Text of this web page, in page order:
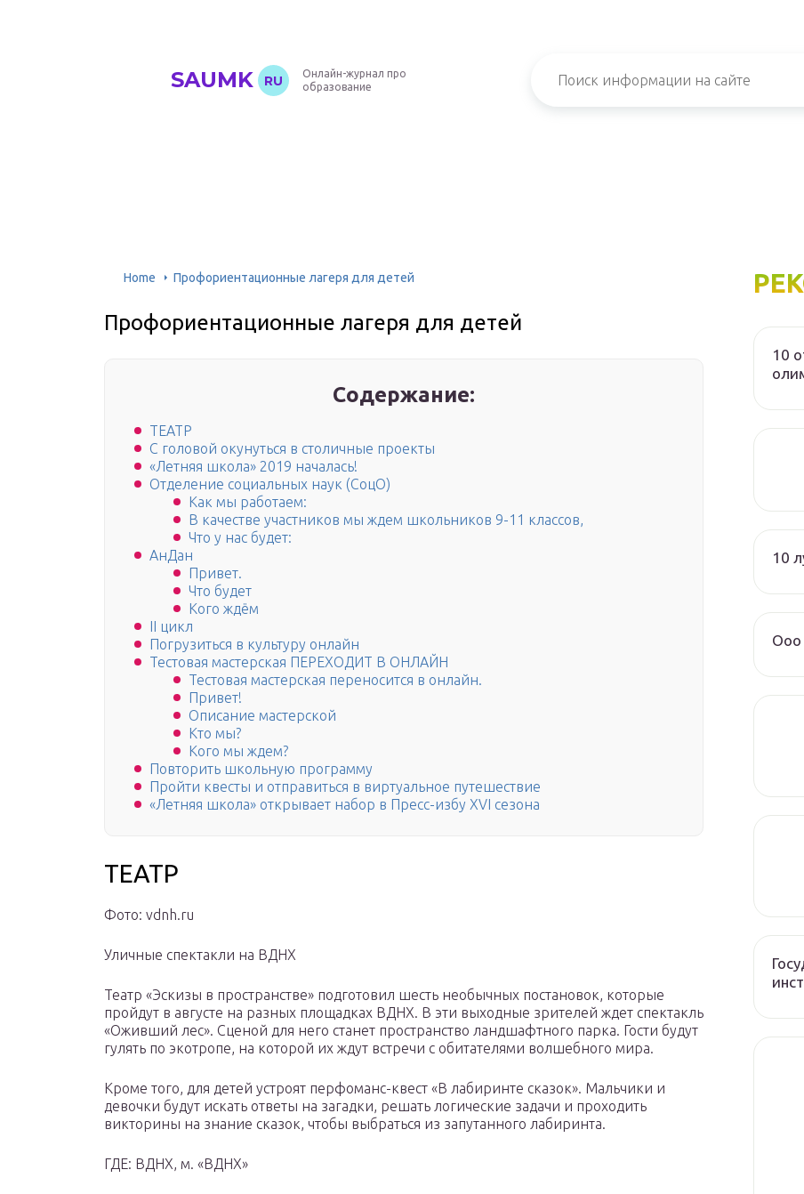
SAUMK RU
Онлайн-журнал про
образование
Home Профориентационные лагеря для детей
Профориентационные лагеря для детей
Содержание:
ТЕАТР
С головой окунуться в столичные проекты
«Летняя школа» 2019 началась!
Отделение социальных наук (СоцО)
Как мы работаем:
В качестве участников мы ждем школьников 9-11 классов,
Что у нас будет:
АнДан
Привет.
Что будет
Кого ждём
II цикл
Погрузиться в культуру онлайн
Тестовая мастерская ПЕРЕХОДИТ В ОНЛАЙН
Тестовая мастерская переносится в онлайн.
Привет!
Описание мастерской
Кто мы?
Кого мы ждем?
Повторить школьную программу
Пройти квесты и отправиться в виртуальное путешествие
«Летняя школа» открывает набор в Пресс-избу XVI сезона
ТЕАТР
Фото: vdnh.ru
Уличные спектакли на ВДНХ
Театр «Эскизы в пространстве» подготовил шесть необычных постановок, которые
пройдут в августе на разных площадках ВДНХ. В эти выходные зрителей ждет спектакль
«Оживший лес». Сценой для него станет пространство ландшафтного парка. Гости будут
гулять по экотропе, на которой их ждут встречи с обитателями волшебного мира.
Кроме того, для детей устроят перфоманс-квест «В лабиринте сказок». Мальчики и
девочки будут искать ответы на загадки, решать логические задачи и проходить
викторины на знание сказок, чтобы выбраться из запутанного лабиринта.
ГДЕ: ВДНХ, м. «ВДНХ»
10
10
Ооо